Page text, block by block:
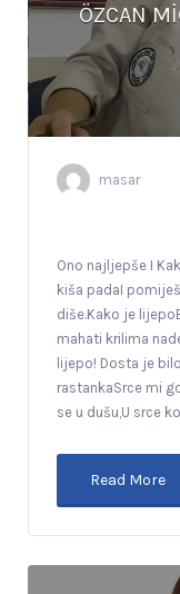
ÖZCAN
masar
Ono najljepše I
kiša padaI
diše.Kako je
mahati krilima
lijepo! Dosta je
rastankaSrce mi
se u dušu,U srce
Read More